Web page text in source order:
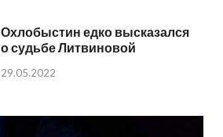
Охлобыстин едко высказался
о судьбе Литвиновой
29.05.2022